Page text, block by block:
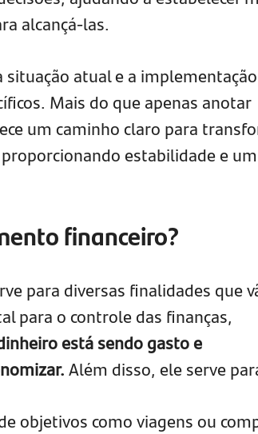
alcançá-las.
situação atual e a
Mais do que apenas anotar
um caminho claro para
estabilidade e um
financeiro?
para diversas finalidades que
para o controle das finanças,
está sendo gasto e
Além disso, ele serve
objetivos como viagens ou